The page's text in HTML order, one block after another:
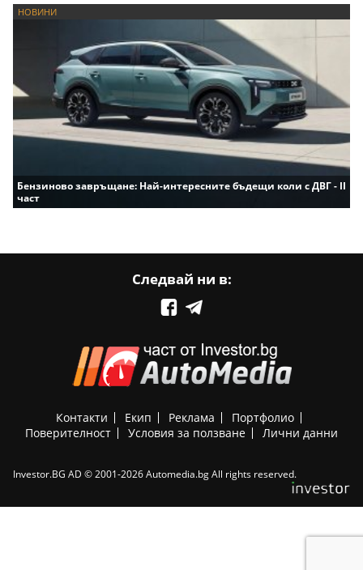
НОВИНИ
Бензиново завръщане: Най-интересните бъдещи коли с ДВГ - II
част
Следвай ни в:
Контакти Екип Реклама
Портфолио
Поверителност
Условия за ползване Лични данни
Investor.BG AD © 2001-2026 Automedia.bg All rights reserved.